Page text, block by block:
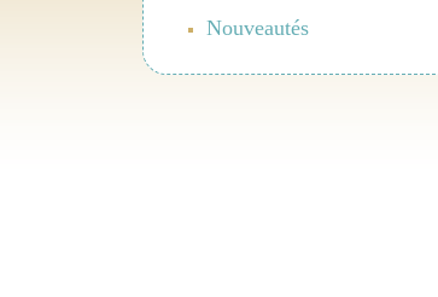
Nouveautés